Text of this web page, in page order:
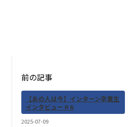
前の記事
【あの人は今】インターン卒業生
インタビュー＃6
2025-07-09